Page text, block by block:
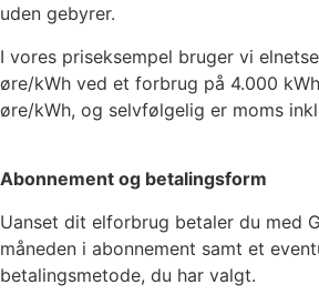
uden gebyrer.
I vores priseksempel bruger vi
øre/kWh ved et forbrug på 4.000
øre/kWh, og selvfølgelig er moms
Abonnement og betalingsform
Uanset dit elforbrug betaler du med
måneden i abonnement samt et
betalingsmetode, du har valgt.